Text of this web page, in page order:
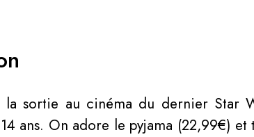
la sortie au cinéma du dernier Star
ans. On adore le pyjama (22,99€) et